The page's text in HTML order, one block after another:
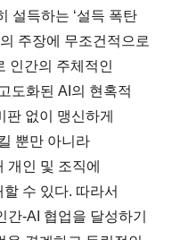
설득하는 ‘설득 폭탄
주장에 무조건적으로
인간의 주체적인
도화된 AI의 현혹적
없이 맹신하게
뿐만 아니라
개인 및 조직에
수 있다. 따라서
-AI 협업을 달성하기